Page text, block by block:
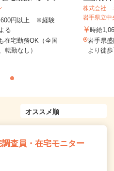
円以上 ※経験
る
在宅勤務OK（全国
転勤なし）
株式会社
岩手県立中
時給
岩手県
より徒
査員・在宅モニター